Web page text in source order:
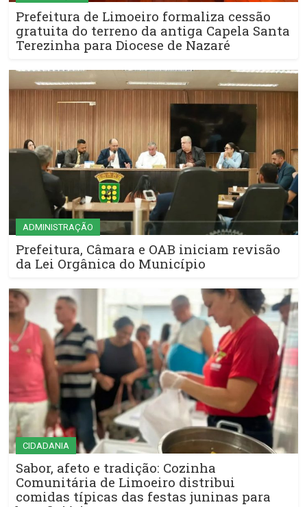
Prefeitura de Limoeiro formaliza cessão
gratuita do terreno da antiga Capela Santa
Terezinha para Diocese de Nazaré
ADMINISTRAÇÃO
Prefeitura, Câmara e OAB iniciam revisão
da Lei Orgânica do Município
CIDADANIA
Sabor, afeto e tradição: Cozinha
Comunitária de Limoeiro distribui
comidas típicas das festas juninas para